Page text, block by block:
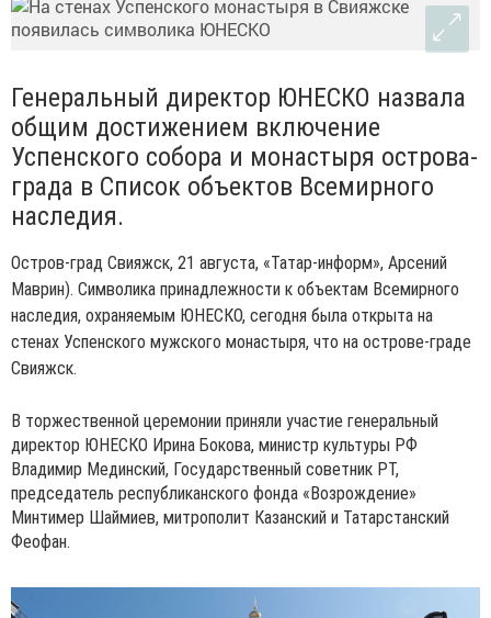
Генеральный директор ЮНЕСКО назвала
общим достижением включение
Успенского собора и монастыря острова-
града в Список объектов Всемирного
наследия.
Остров-град Свияжск, 21 августа, «Татар-информ», Арсений
Маврин). Символика принадлежности к объектам Всемирного
наследия, охраняемым ЮНЕСКО, сегодня была открыта на
стенах Успенского мужского монастыря, что на острове-граде
Свияжск.
В торжественной церемонии приняли участие генеральный
директор ЮНЕСКО Ирина Бокова, министр культуры РФ
Владимир Мединский, Государственный советник РТ,
председатель республиканского фонда «Возрождение»
Минтимер Шаймиев, митрополит Казанский и Татарстанский
Феофан.